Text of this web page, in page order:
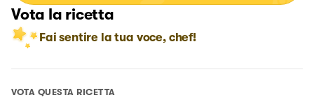
Vota la ricetta
Fai sentire la tua voce, chef!
VOTA QUESTA RICETTA